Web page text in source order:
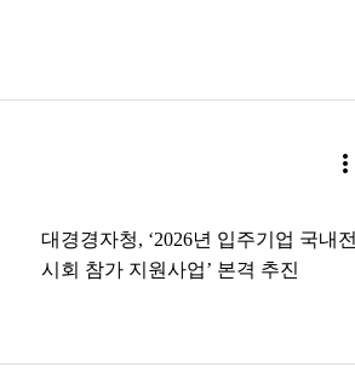
more_vert
대경경자청, ‘2026년 입주기업 국내전
시회 참가 지원사업’ 본격 추진